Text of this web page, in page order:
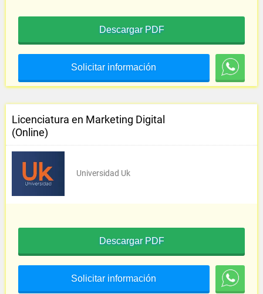
Descargar PDF
Solicitar información
Licenciatura en Marketing Digital
(Online)
Universidad Uk
Descargar PDF
Solicitar información